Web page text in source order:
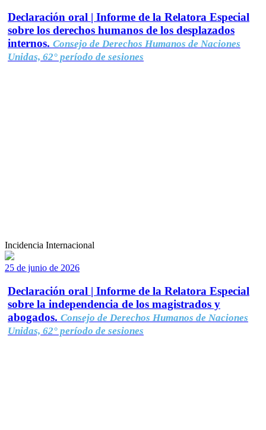
Declaración oral | Informe de la Relatora Especial
sobre los derechos humanos de los desplazados
internos. Consejo de Derechos Humanos de Naciones
Unidas, 62° período de sesiones
Incidencia Internacional
25 de junio de 2026
Declaración oral | Informe de la Relatora Especial
sobre la independencia de los magistrados y
abogados. Consejo de Derechos Humanos de Naciones
Unidas, 62° período de sesiones